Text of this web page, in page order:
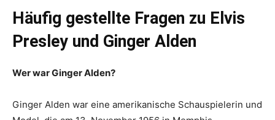
Häufig gestellte Fragen zu Elvis
Presley und Ginger Alden
Wer war Ginger Alden?
Ginger Alden war eine amerikanische Schauspielerin und